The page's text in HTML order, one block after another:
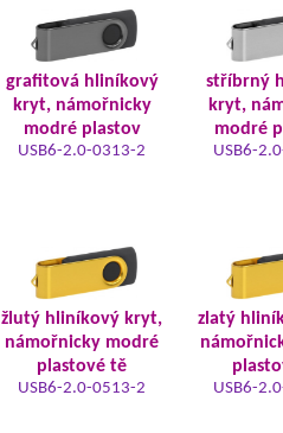
grafitová hliníkový
kryt, námořnicky
modré plastov
USB6-2.0-0313-2
stříbrný
kryt,
modré
USB6-
žlutý hliníkový kryt,
námořnicky modré
plastové tě
USB6-2.0-0513-2
zlatý
USB6-